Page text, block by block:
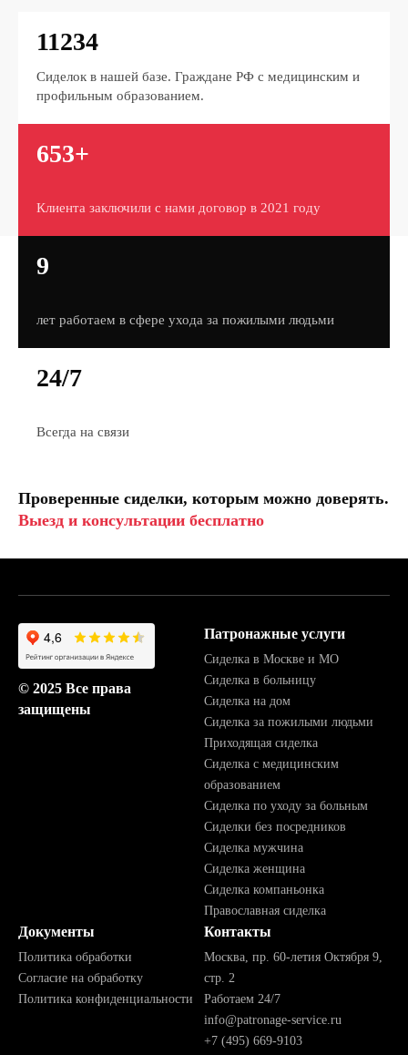
11234
Сиделок в нашей базе. Граждане РФ с медицинским и
профильным образованием.
653+
Клиента заключили с нами договор в 2021 году
9
лет работаем в сфере ухода за пожилыми людьми
24/7
Всегда на связи
Проверенные сиделки, которым можно доверять.
Выезд и консультации бесплатно
© 2025 Все права
защищены
Патронажные услуги
Сиделка в Москве и МО
Сиделка в больницу
Сиделка на дом
Сиделка за пожилыми людьми
Приходящая сиделка
Сиделка с медицинским
образованием
Сиделка по уходу за больным
Сиделки без посредников
Сиделка мужчина
Сиделка женщина
Сиделка компаньонка
Православная сиделка
Документы
Политика обработки
Согласие на обработку
Политика конфиденциальности
Контакты
Москва, пр. 60-летия Октября 9,
стр. 2
Работаем 24/7
info@patronage-service.ru
+7 (495) 669-9103